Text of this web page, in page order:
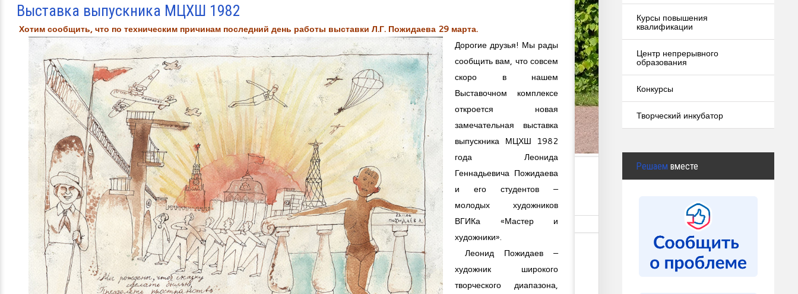
ПОДГОТОВИТЕЛЬНОЕ ОТДЕЛЕНИЕ МЦХШ ПРИ РАХ
Приглашаем пройти годовой курс по программам "Подготовка к школе" и "Подготовка к колледжу"
Выставка выпускника МЦХШ 1982
Хотим сообщить, что по техническим причинам последний день работы выставки Л.Г. Пожидаева 29 марта.
Дорогие друзья! Мы рады
сообщить вам, что совсем
скоро в нашем
Выставочном комплексе
откроется новая
замечательная выставка
выпускника МЦХШ 1982
года Леонида
Геннадьевича Пожидаева
и его студентов –
молодых художников
ВГИКа «Мастер и
художники».
Леонид Пожидаев –
художник широкого
творческого диапазона,
Курсы повышения
квалификации
Центр непрерывного
образования
Конкурсы
Творческий инкубатор
Решаем вместе